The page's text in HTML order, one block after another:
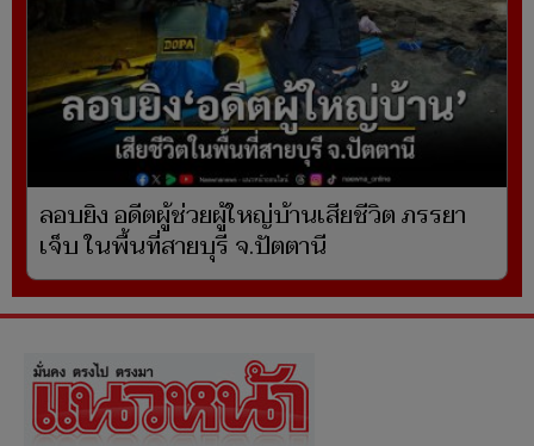
ลอบยิง อดีตผู้ช่วยผู้ใหญ่บ้านเสียชีวิต ภรรยา
เจ็บ ในพื้นที่สายบุรี จ.ปัตตานี